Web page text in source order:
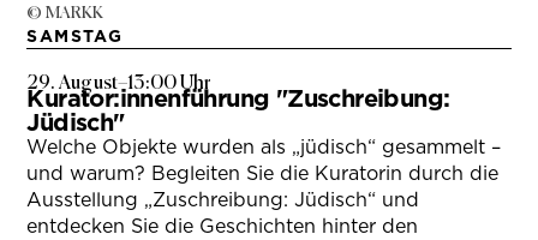
© MARKK
SAMSTAG
29. August–13:00 Uhr
Kurator:innenführung "Zuschreibung:
Jüdisch"
Welche Objekte wurden als „jüdisch“ gesammelt –
und warum? Begleiten Sie die Kuratorin durch die
Ausstellung „Zuschreibung: Jüdisch“ und
entdecken Sie die Geschichten hinter den